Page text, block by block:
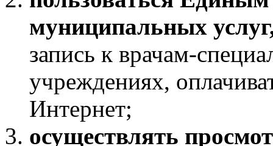
муниципальных
запись к врачам-
учреждениях,
Интернет;
осуществлять